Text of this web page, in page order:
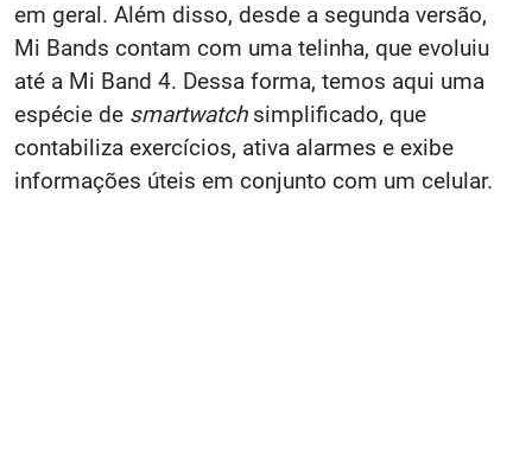
em geral. Além disso, desde a segunda versão,
Mi Bands contam com uma telinha, que evoluiu
até a Mi Band 4. Dessa forma, temos aqui uma
espécie de smartwatch simplificado, que
contabiliza exercícios, ativa alarmes e exibe
informações úteis em conjunto com um celular.